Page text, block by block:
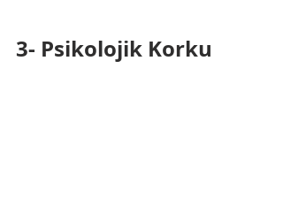
3- Psikolojik Korku